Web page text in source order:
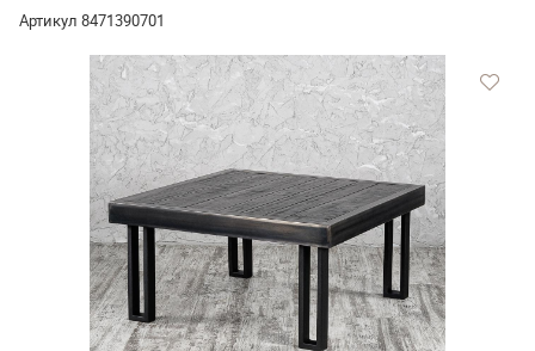
Артикул 8471390701